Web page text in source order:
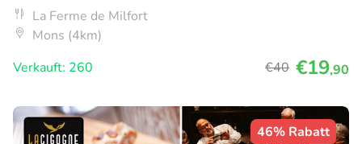
La Ferme de Milfort
Mons (4km)
Verkauft: 260
€40 €19,90
46% Rabatt